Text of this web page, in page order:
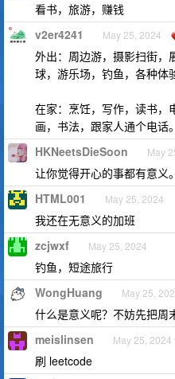
看书，旅游，赚钱
v2er4241 May 25, 2024
外出：周边游，摄影扫街，
球，游乐场，钓鱼，各种体
在家：烹饪，写作，读书，
画，书法，跟家人通个电话。
HKNeetsDieSoon May
让你觉得开心的事都有意义。
HTML001 May 25, 2024
我还在无意义的加班
zcjwxf May 25, 2024
钓鱼，短途旅行
WongHuang May 25,
什么是意义呢？不妨先把周
meislinsen May 25,
刷 leetcode